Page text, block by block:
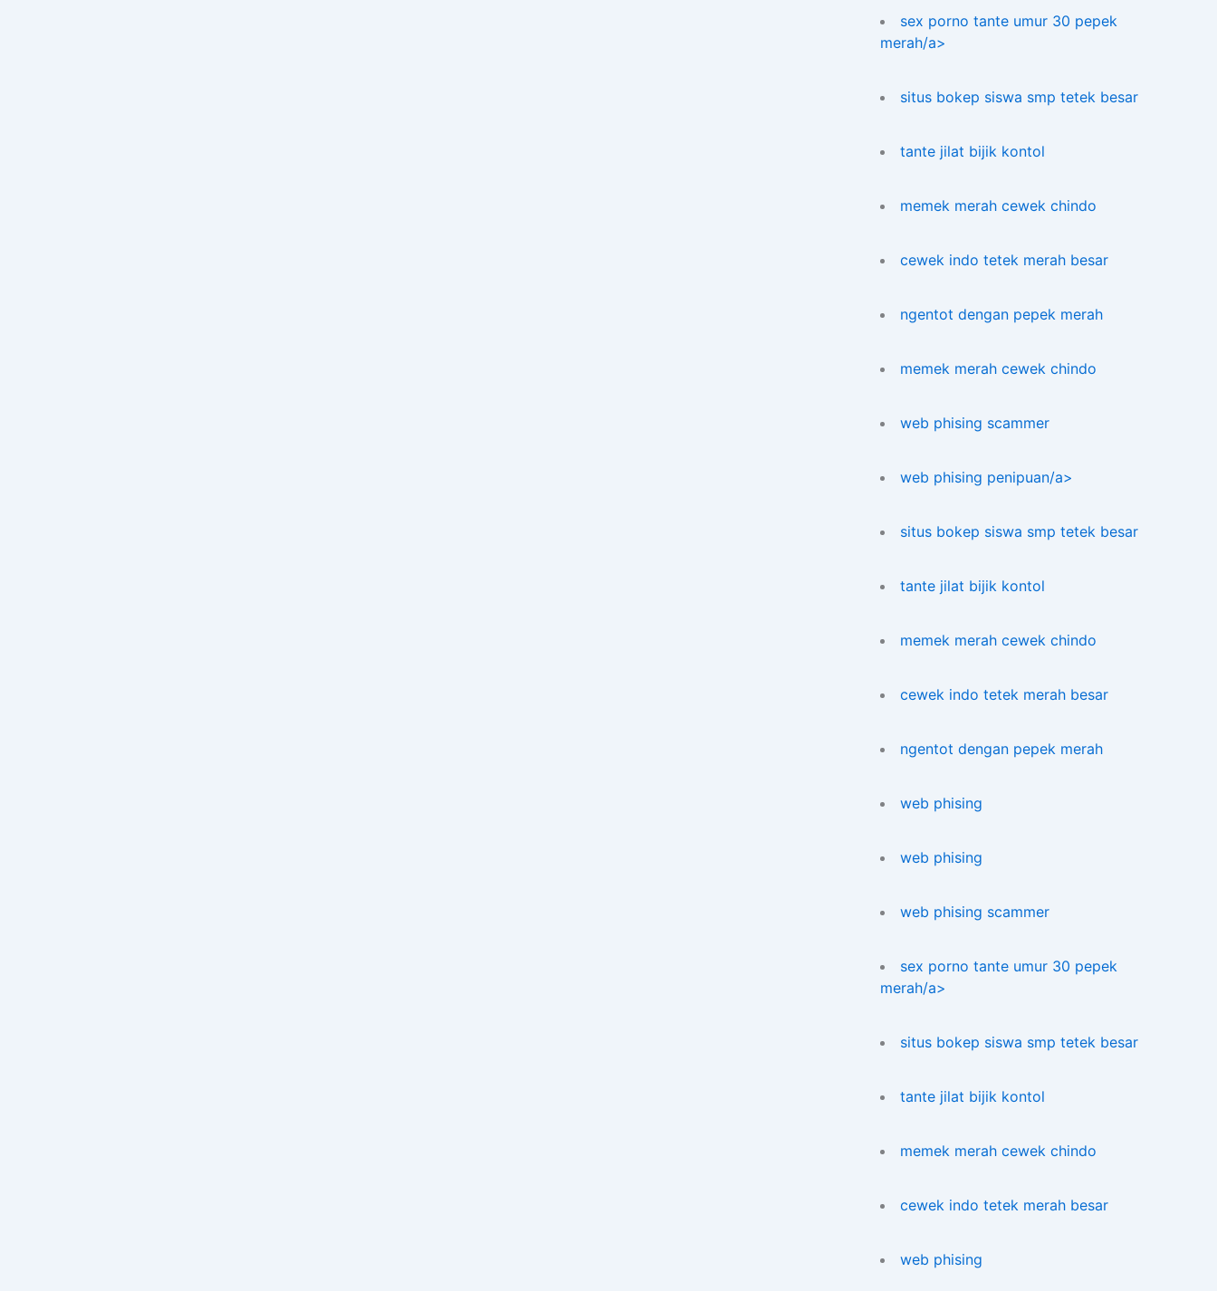
sex porno tante umur 30 pepek
merah/a>
situs bokep siswa smp tetek besar
tante jilat bijik kontol
memek merah cewek chindo
cewek indo tetek merah besar
ngentot dengan pepek merah
memek merah cewek chindo
web phising scammer
web phising penipuan/a>
situs bokep siswa smp tetek besar
tante jilat bijik kontol
memek merah cewek chindo
cewek indo tetek merah besar
ngentot dengan pepek merah
web phising
web phising
web phising scammer
sex porno tante umur 30 pepek
merah/a>
situs bokep siswa smp tetek besar
tante jilat bijik kontol
memek merah cewek chindo
cewek indo tetek merah besar
web phising